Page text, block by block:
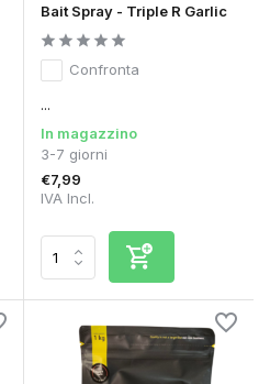
Bait Spray - Triple R Garlic
Confronta
...
In magazzino
3-7 giorni
€7,99
IVA Incl.